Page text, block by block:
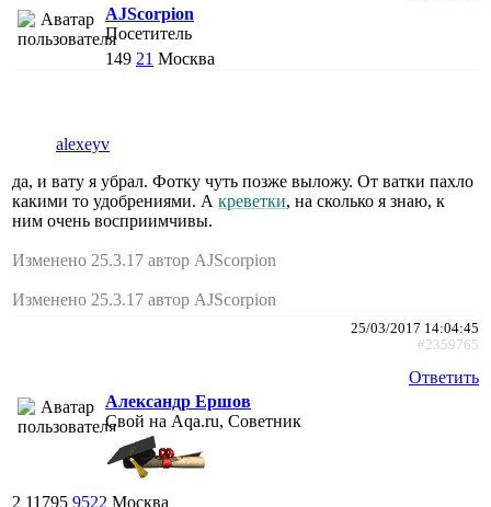
AJScorpion
Посетитель
149 21 Москва
alexeyv
да, и вату я убрал. Фотку чуть позже выложу. От ватки пахло
какими то удобрениями. А креветки, на сколько я знаю, к
ним очень восприимчивы.
Изменено 25.3.17 автор AJScorpion
Изменено 25.3.17 автор AJScorpion
25/03/2017 14:04:45
#2359765
Ответить
Александр Ершов
Свой на Aqa.ru, Советник
2 11795 9522 Москва